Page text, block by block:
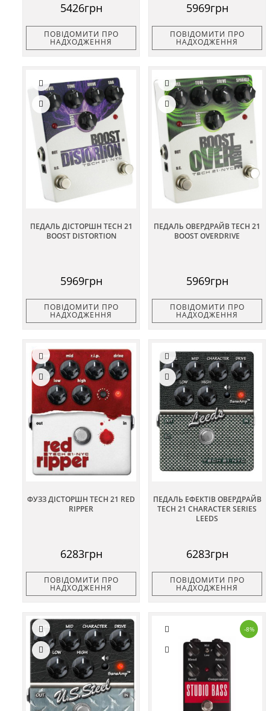
5426грн
ПОВІДОМИТИ ПРО
НАДХОДЖЕННЯ
5969грн
ПОВІДОМИТИ ПРО
НАДХОДЖЕННЯ
ПЕДАЛЬ ДІСТОРШН TECH 21
BOOST DISTORTION
5969грн
ПОВІДОМИТИ ПРО
НАДХОДЖЕННЯ
ПЕДАЛЬ ОВЕРДРАЙВ TECH 21
BOOST OVERDRIVE
5969грн
ПОВІДОМИТИ ПРО
НАДХОДЖЕННЯ
ФУЗЗ ДІСТОРШН TECH 21 RED
RIPPER
6283грн
ПОВІДОМИТИ ПРО
НАДХОДЖЕННЯ
ПЕДАЛЬ ЕФЕКТІВ ОВЕРДРАЙВ
TECH 21 CHARACTER SERIES
LEEDS
6283грн
ПОВІДОМИТИ ПРО
НАДХОДЖЕННЯ
-8%